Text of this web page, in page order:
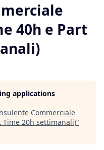
40h e Part
applications
Commerciale
Time 20h settimanali)"